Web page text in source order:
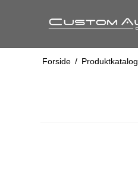
Forside / Produktkatalog